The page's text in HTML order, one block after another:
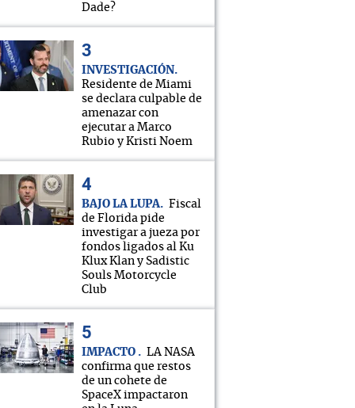
Dade?
INVESTIGACIÓN
Residente de Miami
se declara culpable de
amenazar con
ejecutar a Marco
Rubio y Kristi Noem
BAJO LA LUPA
Fiscal
de Florida pide
investigar a jueza por
fondos ligados al Ku
Klux Klan y Sadistic
Souls Motorcycle
Club
IMPACTO
LA NASA
confirma que restos
de un cohete de
SpaceX impactaron